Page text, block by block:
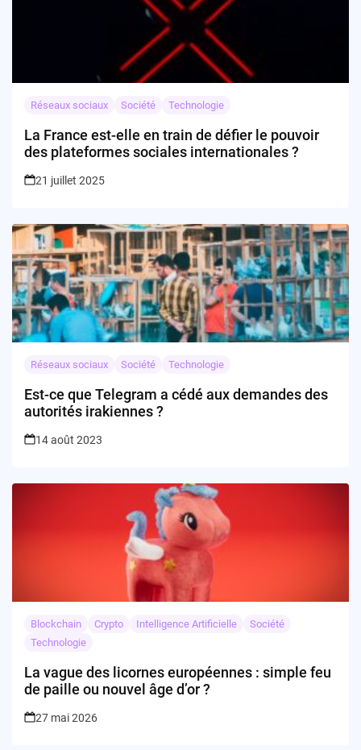
Réseaux sociaux Société Technologie
La France est-elle en train de défier le pouvoir
des plateformes sociales internationales ?
21 juillet 2025
Réseaux sociaux Société Technologie
Est-ce que Telegram a cédé aux demandes des
autorités irakiennes ?
14 août 2023
Blockchain Crypto Intelligence Artificielle
Société
Technologie
La vague des licornes européennes : simple feu
de paille ou nouvel âge d’or ?
27 mai 2026